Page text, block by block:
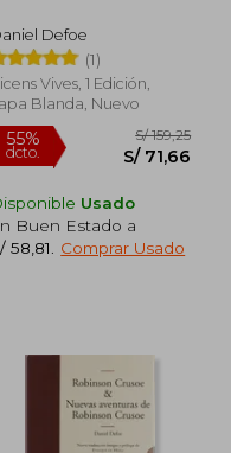
Defoe
(1)
Vives, 1 Edición,
Blanda, Nuevo
Usado
Buen Estado a
58,81
Comprar Usado